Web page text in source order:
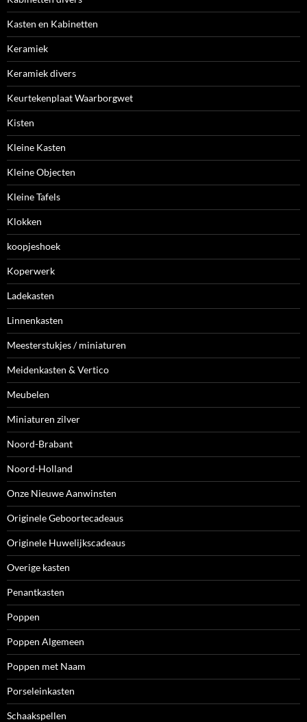
Kasten en Kabinetten
Keramiek
Keramiek divers
Keurtekenplaat Waarborgwet
Kisten
Kleine Kasten
Kleine Objecten
Kleine Tafels
Klokken
koopjeshoek
Koperwerk
Ladekasten
Linnenkasten
Meesterstukjes / miniaturen
Meidenkasten & Vertico
Meubelen
Miniaturen zilver
Noord-Brabant
Noord-Holland
Onze Nieuwe Aanwinsten
Originele Geboortecadeaus
Originele Huwelijkscadeaus
Overige kasten
Penantkasten
Poppen
Poppen Algemeen
Poppen met Naam
Porseleinkasten
Schaakspellen